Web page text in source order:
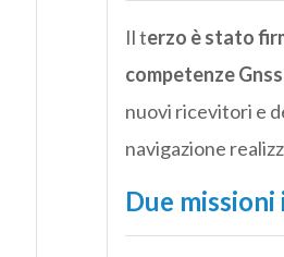
Il terzo è stato
competenze Gnss
nuovi ricevitori e
navigazione
Due